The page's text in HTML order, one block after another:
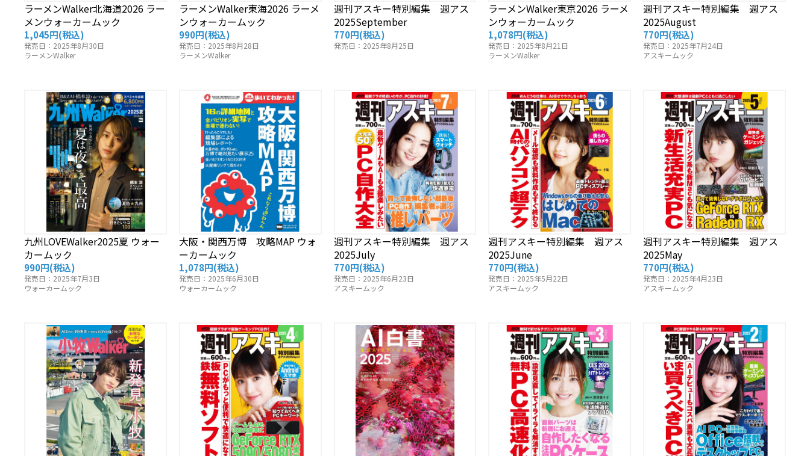
ラーメンWalker北海道2026 ラー
メンウォーカームック
1,045円(税込)
発売日：2025年8月30日
ラーメンWalker
ラーメンWalker東海2026 ラーメ
ンウォーカームック
990円(税込)
発売日：2025年8月28日
ラーメンWalker
週刊アスキー特別編集 週アス
2025September
770円(税込)
発売日：2025年8月25日
ラーメンWalker東京2026 ラーメ
ンウォーカームック
1,078円(税込)
発売日：2025年8月21日
ラーメンWalker
週刊アスキー特別編集 週アス
2025August
770円(税込)
発売日：2025年7月24日
アスキームック
九州LOVEWalker2025夏 ウォー
カームック
990円(税込)
発売日：2025年7月3日
ウォーカームック
大阪・関西万博 攻略MAP ウォ
ーカームック
1,078円(税込)
発売日：2025年6月30日
ウォーカームック
週刊アスキー特別編集 週アス
2025July
770円(税込)
発売日：2025年6月23日
アスキームック
週刊アスキー特別編集 週アス
2025June
770円(税込)
発売日：2025年5月22日
アスキームック
週刊アスキー特別編集 週アス
2025May
770円(税込)
発売日：2025年4月23日
アスキームック